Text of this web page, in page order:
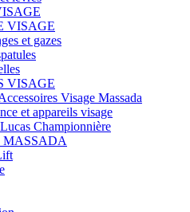
VISAGE
et gazes
VISAGE
Visage Massada
et appareils visage
Championnière
MASSADA